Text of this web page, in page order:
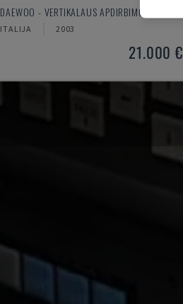
DAEWOO - VERTIKALAUS APDIRBIMO CENTRAS
ITALIJA 2003
21.000 €